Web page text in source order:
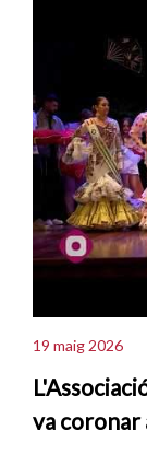
19 maig 2026
va coronar